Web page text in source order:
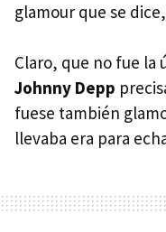
glamour que se
Claro, que no fue la
Johnny Depp
fuese también
llevaba era para